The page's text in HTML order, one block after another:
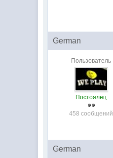
German
Пользователь
Постоялец
458 сообщений
German